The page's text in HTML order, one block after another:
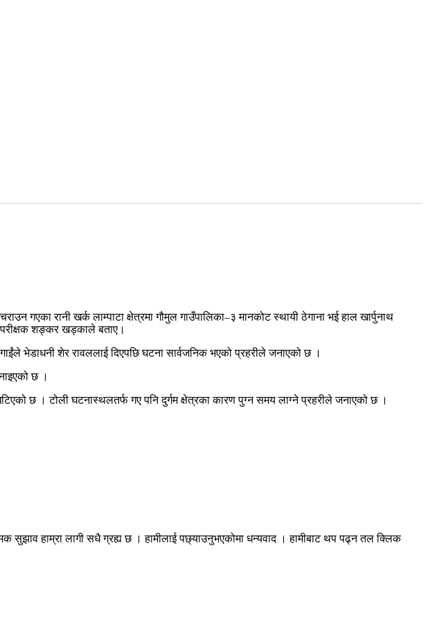
गएका रानी खर्क लाम्पाटा क्षेत्रमा गौमुल गाउँपालिका–३ मानकोट स्थायी ठेगाना भई हाल खार्पुनाथ
शङ्कर खड्काले बताए।
भेडाधनी शेर रावललाई दिएपछि घटना सार्वजनिक भएको प्रहरीले जनाएको छ ।
छ ।
छ । टोली घटनास्थलतर्फ गए पनि दुर्गम क्षेत्रका कारण पुग्न समय लाग्ने प्रहरीले जनाएको छ ।
सुझाव हाम्रा लागी सधै ग्रह्य छ । हामीलाई पछ्याउनुभएकोमा धन्यवाद । हामीबाट थप पढ्न तल क्लिक